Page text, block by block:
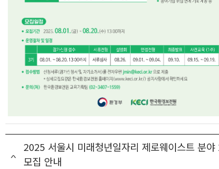
2025 서울시 미래청년일자리 제로웨이스트 분
모집 안내